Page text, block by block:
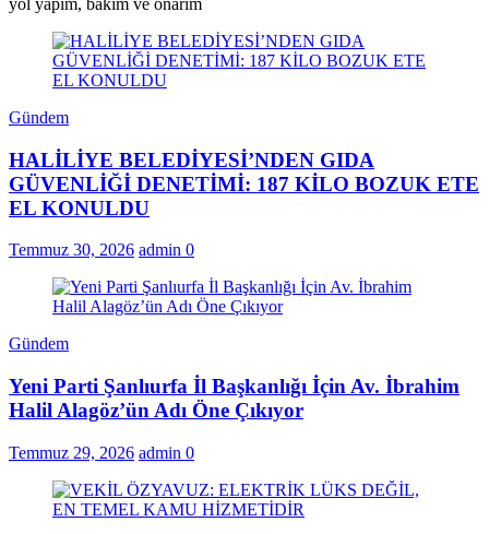
yol yapım, bakım ve onarım
Gündem
HALİLİYE BELEDİYESİ’NDEN GIDA
GÜVENLİĞİ DENETİMİ: 187 KİLO BOZUK ETE
EL KONULDU
Temmuz 30, 2026 admin 0
Gündem
Yeni Parti Şanlıurfa İl Başkanlığı İçin Av. İbrahim
Halil Alagöz’ün Adı Öne Çıkıyor
Temmuz 29, 2026 admin 0